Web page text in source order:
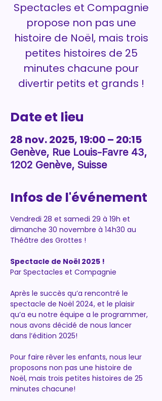
Spectacles et Compagnie
propose non pas une
histoire de Noël, mais trois
petites histoires de 25
minutes chacune pour
divertir petits et grands !
Date et lieu
28 nov. 2025, 19:00 – 20:15
Genève, Rue Louis-Favre 43,
1202 Genève, Suisse
Infos de l'événement
Vendredi 28 et samedi 29 à 19h et
dimanche 30 novembre à 14h30 au
Théâtre des Grottes !
Spectacle de Noël 2025 !
Par Spectacles et Compagnie
Après le succès qu’a rencontré le
spectacle de Noël 2024, et le plaisir
qu’a eu notre équipe a le programmer,
nous avons décidé de nous lancer
dans l’édition 2025!
Pour faire rêver les enfants, nous leur
proposons non pas une histoire de
Noël, mais trois petites histoires de 25
minutes chacune!